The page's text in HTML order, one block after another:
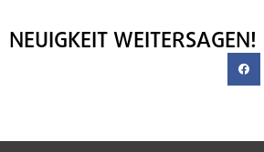
NEUIGKEIT WEITERSAGEN!